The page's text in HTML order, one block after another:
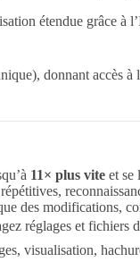
étendue grâce
donnant
11× plus vite et se
des modifications,
réglages et fichiers
visualisation,